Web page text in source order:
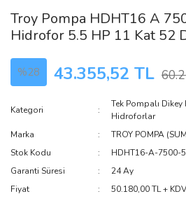
Troy Pompa HDHT16 A
Hidrofor 5.5 HP 11 Kat 52
%28 43.355,52 TL
Kategori
Tek Pompalı Dikey
Hidroforlar
Marka
TROY POMPA
Stok Kodu
HDHT16-A-7500-5
Garanti Süresi
24 Ay
Fiyat
50.180,00 TL + KDV